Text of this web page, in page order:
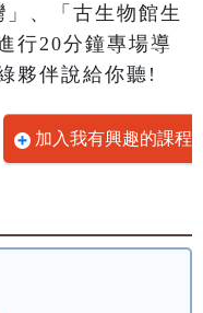
、「古生物館生
行20分鐘專場導
夥伴說給你聽!
加入我有興趣的課程